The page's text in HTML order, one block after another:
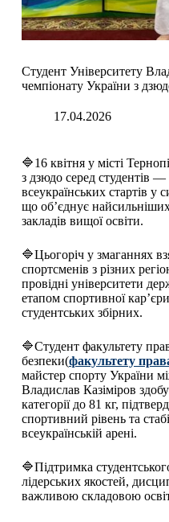
Студент Університету
чемпіонату України з
17.04.2026
🔷16 квітня у місті
з дзюдо серед студентів
всеукраїнських стартів у
що об’єднує
закладів вищої освіти.
🔷Цьогоріч у змаганнях
спортсменів з різних
провідні університети
етапом спортивної
студентських збірних.
🔷Студент факультету
безпеки(факультету
майстер спорту України
Владислав Казіміров
категорії до 81 кг,
спортивний рівень та
всеукраїнській арені.
🔷Підтримка
лідерських якостей,
важливою складовою